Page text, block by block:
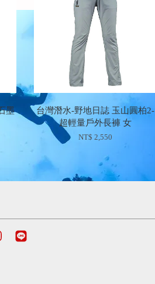
墨
台灣潛水-野地日誌 玉山圓柏2-
超輕量戶外長褲 女
NT$ 2,550
Instagram